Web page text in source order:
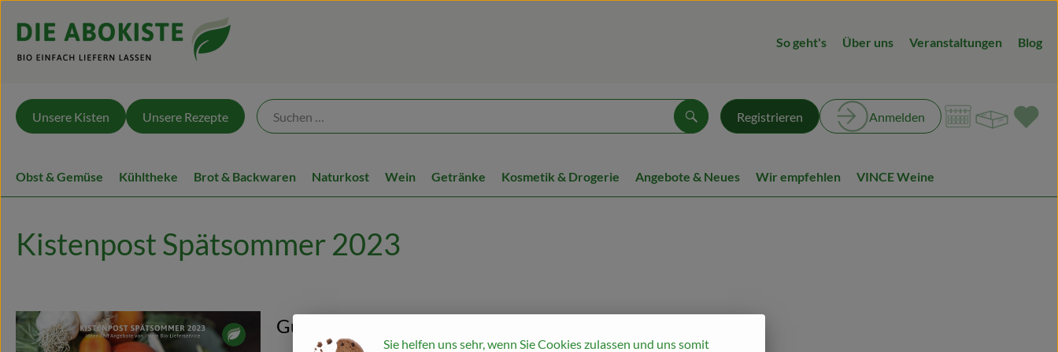
So geht's Über uns Veranstaltungen Blog
Registrieren Anmelden
Suchen
Unsere Kisten Unsere Rezepte
Obst & Gemüse Kühltheke Brot & Backwaren Naturkost Wein Getränke Kosmetik & Drogerie Angebote & Neues Wir empfehlen VINCE Weine
Kistenpost Spätsommer 2023
Gutes Essen, gutes Leben
Sie helfen uns sehr, wenn Sie Cookies zulassen und uns somit